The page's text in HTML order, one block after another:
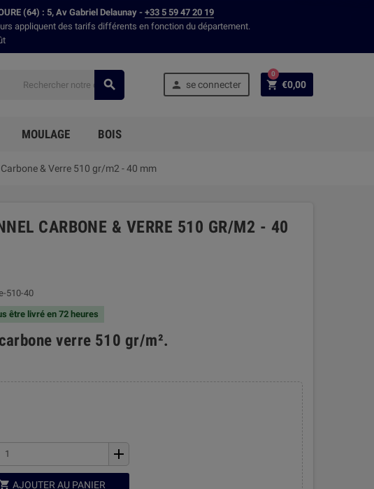
(64) : 5, Av Gabriel Delaunay -+33 5 59 47 20 19
appliquent des tarifs différents en fonction du département.
  se connecter  €0,00
0
MOULAGE BOIS
& Verre 510 gr/m2 - 40 mm
CARBONE & VERRE 510 GR/M2 - 40
510-40
être livré en 72 heures
verre 510 gr/m².
add
AJOUTER AU PANIER